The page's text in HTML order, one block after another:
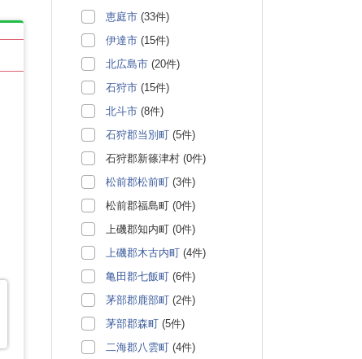
恵庭市 (33件)
伊達市 (15件)
北広島市 (20件)
石狩市 (15件)
北斗市 (8件)
石狩郡当別町 (5件)
石狩郡新篠津村 (0件)
松前郡松前町 (3件)
松前郡福島町 (0件)
上磯郡知内町 (0件)
上磯郡木古内町 (4件)
亀田郡七飯町 (6件)
茅部郡鹿部町 (2件)
茅部郡森町 (5件)
二海郡八雲町 (4件)